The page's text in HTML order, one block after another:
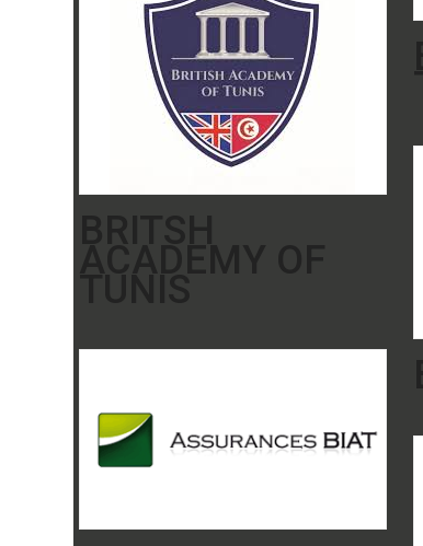
BRITSH
ACADEMY OF
TUNIS